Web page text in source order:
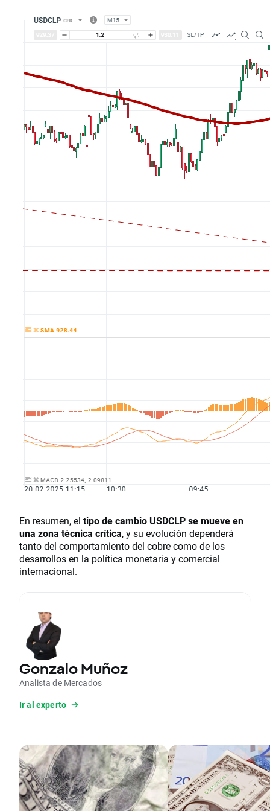
En resumen, el tipo de cambio USDCLP se mueve en
una zona técnica crítica, y su evolución dependerá
tanto del comportamiento del cobre como de los
desarrollos en la política monetaria y comercial
internacional.
Gonzalo Muñoz
Analista de Mercados
Ir al experto